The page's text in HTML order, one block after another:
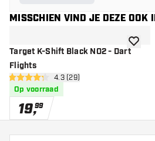
MISSCHIEN VIND JE DEZE OOK
Target K-Shift Black NO2 - Dart
Flights
open reviews drawer
4.3 score sterren4.3 (29)
Op voorraad
19,99